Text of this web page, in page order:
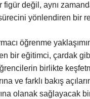
figür değil, aynı
yönlendiren bir
öğrenme
bir eğitimci, çardak
birlikte
ve farklı bakış
olanak sağlayacak